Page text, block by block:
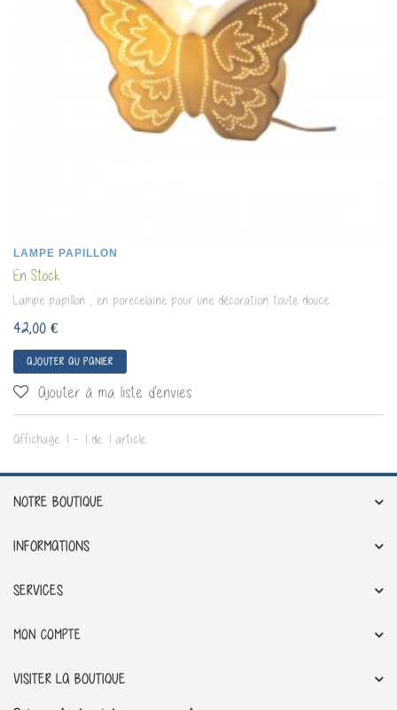
LAMPE PAPILLON
En Stock
Lampe papillon , en porecelaine pour une décoration toute douce.
42,00 €
AJOUTER AU PANIER
Ajouter à ma liste d'envies
Affichage 1 - 1 de 1 article
NOTRE BOUTIQUE
INFORMATIONS
SERVICES
MON COMPTE
VISITER LA BOUTIQUE